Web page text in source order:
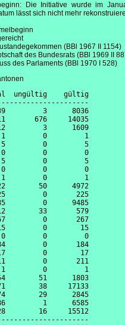
Die Initiative wurde im
lässt sich nicht mehr
(BBl 1967 II 1154)
des Bundesrats (BBl 1969 II
des Parlaments (BBl 1970 I 528)
ungültig    gültig
3      8036
676     14035
3      1609
1         0         1
5         0         5
0         0         0
5         0         5
0         0         0
1         0         1
50      4972
0       225
0      9485
33       579
0       267
0        15
0         0
0       184
0        17
0       211
1         0         1
51      1803
38     17133
29      2845
1      6585
16     15512